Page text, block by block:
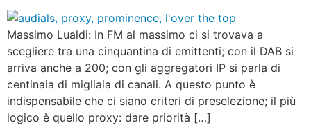
Massimo Lualdi: In FM al massimo ci si trovava a
scegliere tra una cinquantina di emittenti; con il DAB si
arriva anche a 200; con gli aggregatori IP si parla di
centinaia di migliaia di canali. A questo punto è
indispensabile che ci siano criteri di preselezione; il più
logico è quello proxy: dare priorità […]